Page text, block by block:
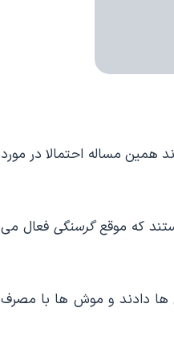
همین مساله احتمالا در مورد
که موقعگرسنگی فعال می
ها دادند و موش ها با مصرف